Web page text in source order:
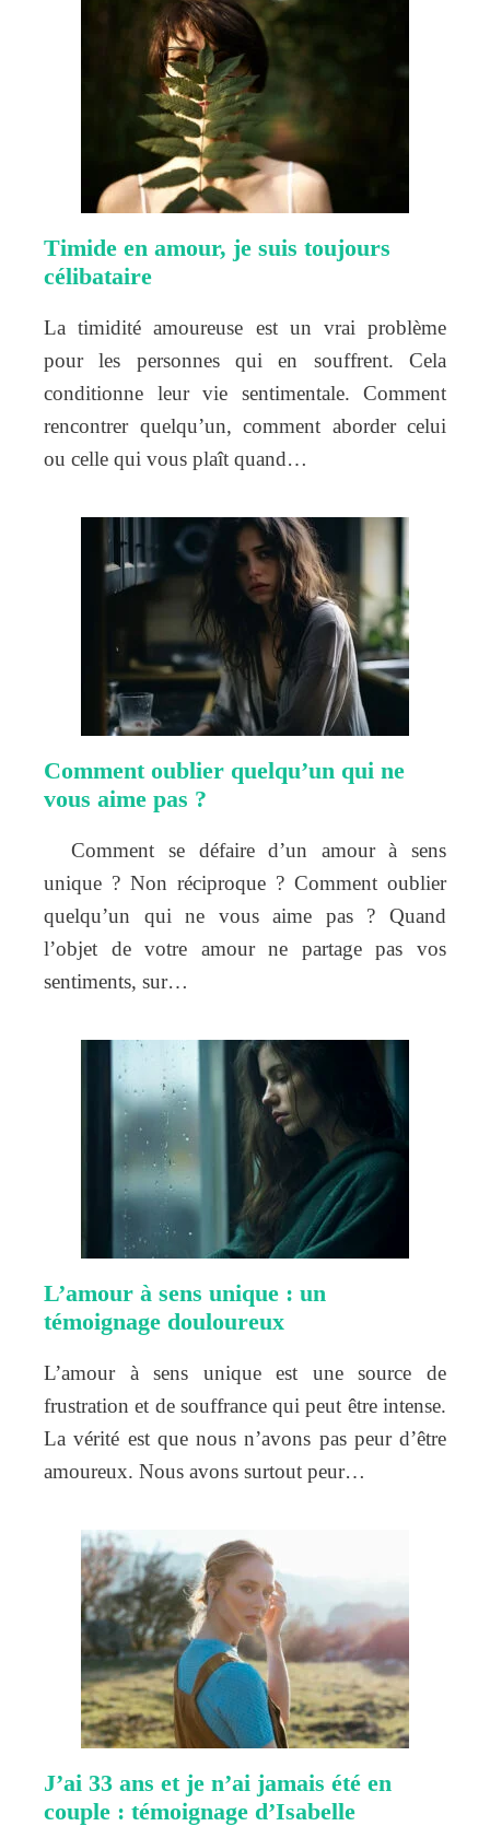
Timide en amour, je suis toujours
célibataire
La timidité amoureuse est un vrai problème
pour les personnes qui en souffrent. Cela
conditionne leur vie sentimentale. Comment
rencontrer quelqu’un, comment aborder celui
ou celle qui vous plaît quand…
Comment oublier quelqu’un qui ne
vous aime pas ?
Comment se défaire d’un amour à sens
unique ? Non réciproque ? Comment oublier
quelqu’un qui ne vous aime pas ? Quand
l’objet de votre amour ne partage pas vos
sentiments, sur…
L’amour à sens unique : un
témoignage douloureux
L’amour à sens unique est une source de
frustration et de souffrance qui peut être intense.
La vérité est que nous n’avons pas peur d’être
amoureux. Nous avons surtout peur…
J’ai 33 ans et je n’ai jamais été en
couple : témoignage d’Isabelle